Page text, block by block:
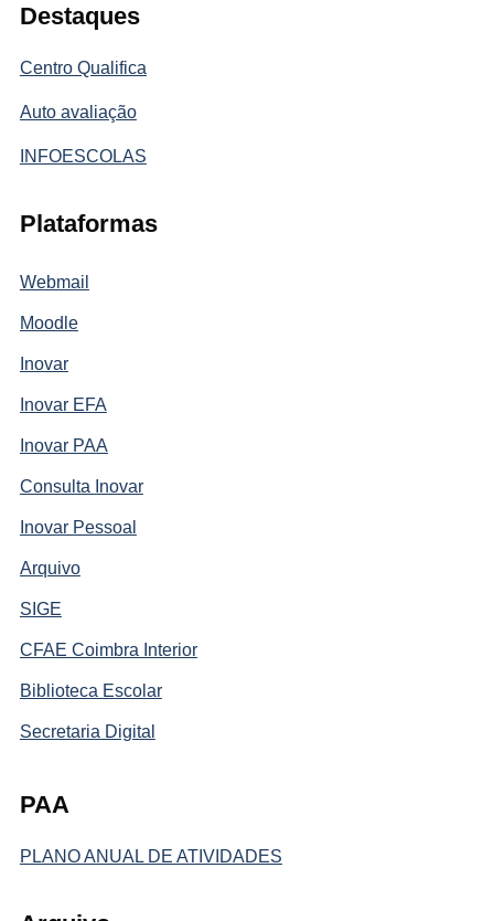
Destaques
Centro Qualifica
Auto avaliação
INFOESCOLAS
Plataformas
Webmail
Moodle
Inovar
Inovar EFA
Inovar PAA
Consulta Inovar
Inovar Pessoal
Arquivo
SIGE
CFAE Coimbra Interior
Biblioteca Escolar
Secretaria Digital
PAA
PLANO ANUAL DE ATIVIDADES